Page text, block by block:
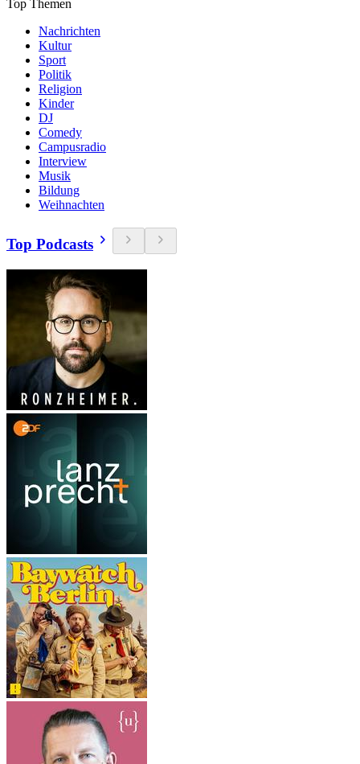
Top Themen
Nachrichten
Kultur
Sport
Politik
Religion
Kinder
DJ
Comedy
Campusradio
Interview
Musik
Bildung
Weihnachten
Top Podcasts